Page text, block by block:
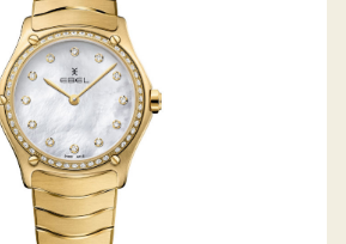
SPORT CLASSIC